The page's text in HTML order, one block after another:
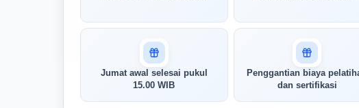
Anda dengan peran ini
Buka Kunci Skor Pertandingan
Saya
Jumat awal selesai pukul
15.00 WIB
Penggantian biaya
dan sertifikasi